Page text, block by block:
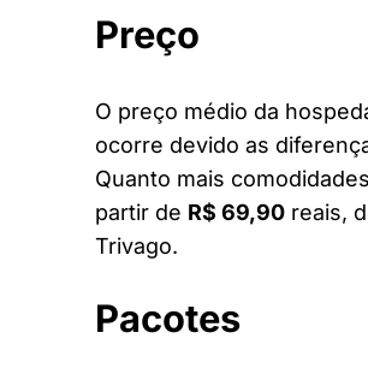
Preço
O preço médio da
ocorre devido as
Quanto mais
partir de R$ 69,90 reais,
Trivago.
Pacotes